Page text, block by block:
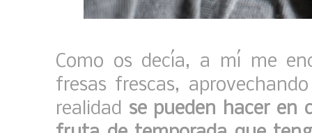
Como os decía, a mí me
fresas frescas,
realidad se pueden hacer en